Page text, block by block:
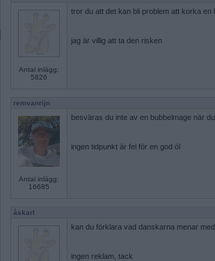
Antal inlägg:
5826
tror du att det kan bli problem att korka en
jag är villig att ta den risken
remvanrijn
Antal inlägg:
16685
besväras du inte av en bubbelmage när
ingen tidpunkt är fel för en god öl
åskarl
kan du förklara vad danskarna menar
ingen reklam, tack